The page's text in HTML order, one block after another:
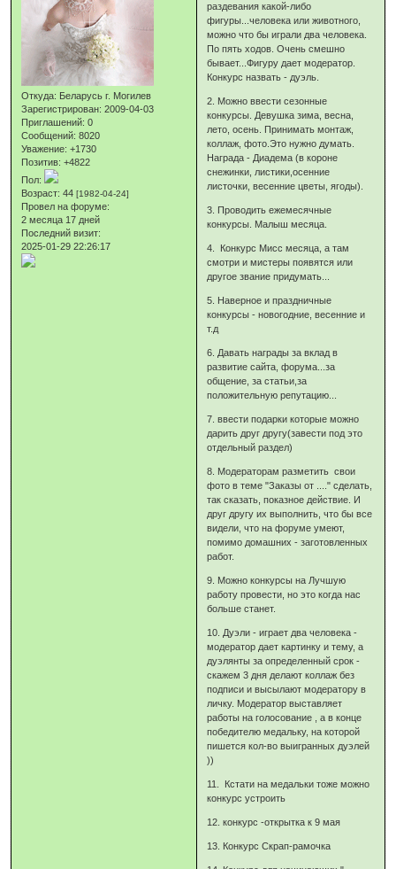
Откуда: Беларусь г. Могилев
Зарегистрирован: 2009-04-03
Приглашений: 0
Сообщений: 8020
Уважение: +1730
Позитив: +4822
Пол:
Возраст: 44[1982-04-24]
Провел на форуме:
2 месяца 17 дней
Последний визит:
2025-01-29 22:26:17
раздевания какой-либо
фигуры...человека или животного,
можно что бы играли два человека.
По пять ходов. Очень смешно
бывает...Фигуру дает модератор.
Конкурс назвать - дуэль.
2. Можно ввести сезонные
конкурсы. Девушка зима, весна,
лето, осень. Принимать монтаж,
коллаж, фото.Это нужно думать.
Награда - Диадема (в короне
снежинки, листики,осенние
листочки, весенние цветы, ягоды).
3. Проводить ежемесячные
конкурсы. Малыш месяца.
4. Конкурс Мисс месяца, а там
смотри и мистеры появятся или
другое звание придумать...
5. Наверное и праздничные
конкурсы - новогодние, весенние и
т.д
6. Давать награды за вклад в
развитие сайта, форума...за
общение, за статьи,за
положительную репутацию...
7. ввести подарки которые можно
дарить друг другу(завести под это
отдельный раздел)
8. Модераторам разметить свои
фото в теме "Заказы от ...." сделать,
так сказать, показное действие. И
друг другу их выполнить, что бы все
видели, что на форуме умеют,
помимо домашних - заготовленных
работ.
9. Можно конкурсы на Лучшую
работу провести, но это когда нас
больше станет.
10. Дуэли - играет два человека -
модератор дает картинку и тему, а
дуэлянты за определенный срок -
скажем 3 дня делают коллаж без
подписи и высылают модератору в
личку. Модератор выставляет
работы на голосование , а в конце
победителю медальку, на которой
пишется кол-во выигранных дуэлей
))
11. Кстати на медальки тоже можно
конкурс устроить
12. конкурс -открытка к 9 мая
13. Конкурс Скрап-рамочка